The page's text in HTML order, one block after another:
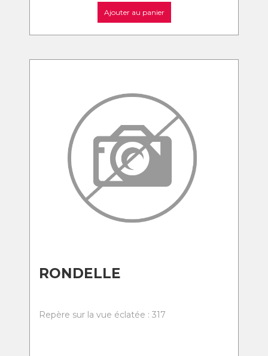
Ajouter au panier
RONDELLE
Repère sur la vue éclatée : 317